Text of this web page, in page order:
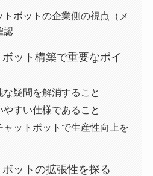
トボットの企業側の視点（メ
認
ット構築で重要なポイ
疑問を解消すること
すい仕様であること
ャットボットで生産性向上を
ットの拡張性を探る